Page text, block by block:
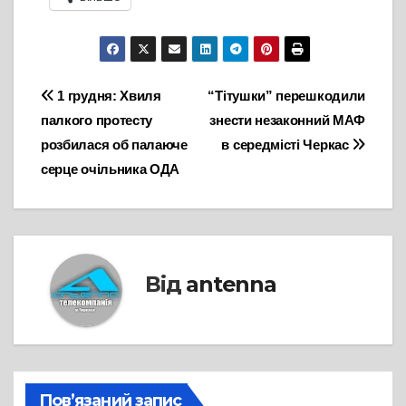
Навігація
записів
“Тітушки” перешкодили
знести незаконний МАФ
в середмісті Черкас
1 грудня: Хвиля
палкого протесту
розбилася об палаюче
серце очільника ОДА
Від antenna
Пов’язаний запис